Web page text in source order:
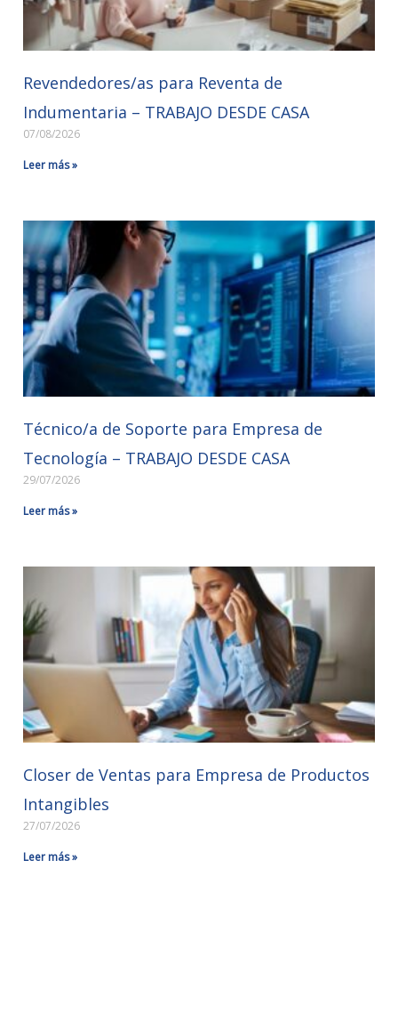
Revendedores/as para Reventa de
Indumentaria – TRABAJO DESDE CASA
07/08/2026
Leer más »
Técnico/a de Soporte para Empresa de
Tecnología – TRABAJO DESDE CASA
29/07/2026
Leer más »
Closer de Ventas para Empresa de Productos
Intangibles
27/07/2026
Leer más »